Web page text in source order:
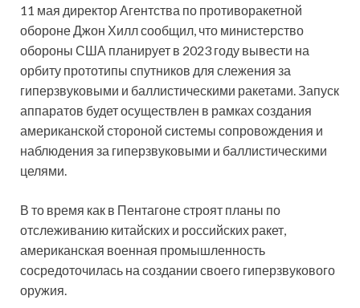
11 мая директор Агентства по противоракетной
обороне Джон Хилл сообщил, что министерство
обороны США планирует в 2023 году вывести на
орбиту прототипы спутников для слежения за
гиперзвуковыми и баллистическими ракетами. Запуск
аппаратов будет осуществлен в рамках создания
американской стороной системы сопровождения и
наблюдения за гиперзвуковыми и баллистическими
целями.
В то время как в Пентагоне строят планы по
отслеживанию китайских и российских ракет,
американская военная промышленность
сосредоточилась на создании своего гиперзвукового
оружия.